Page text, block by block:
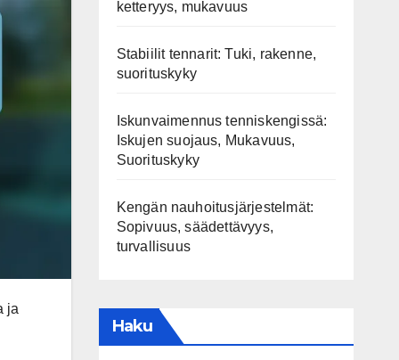
ja
ketteryys, mukavuus
Stabiilit tennarit: Tuki, rakenne,
suorituskyky
Iskunvaimennus tenniskengissä:
Iskujen suojaus, Mukavuus,
Suorituskyky
Kengän nauhoitusjärjestelmät:
Sopivuus, säädettävyys,
turvallisuus
Haku